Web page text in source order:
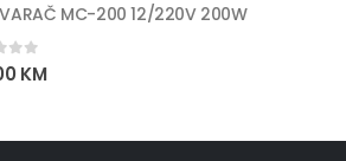
MC-200 12/220V 200W
of 5
KM